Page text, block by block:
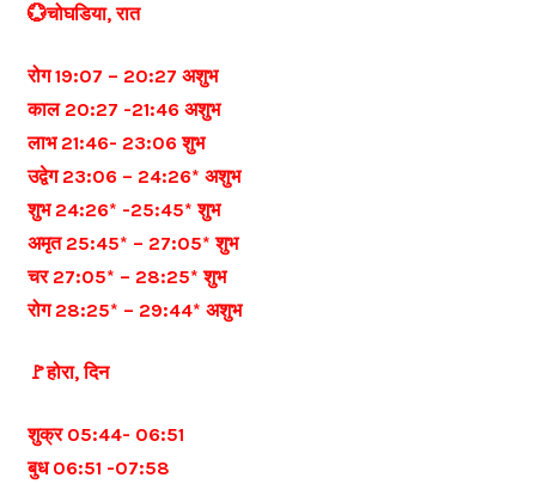
💮चोघडिया, रात
रोग 19:07 – 20:27 अशुभ
काल 20:27 -21:46 अशुभ
लाभ 21:46- 23:06 शुभ
उद्वेग 23:06 – 24:26* अशुभ
शुभ 24:26* -25:45* शुभ
अमृत 25:45* – 27:05* शुभ
चर 27:05* – 28:25* शुभ
रोग 28:25* – 29:44* अशुभ
🚩होरा, दिन
शुक्र 05:44- 06:51
बुध 06:51 -07:58